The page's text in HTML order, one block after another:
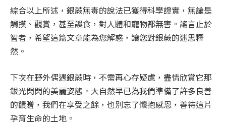
綜合以上所述，銀蕨無毒的說法已獲得科學證實，無論是
觸摸、觀賞，甚至誤食，對人體和寵物都無害。謠言止於
智者，希望這篇文章能為您解惑，讓您對銀蕨的迷思釋
然。
下次在野外偶遇銀蕨時，不需再心存疑慮，盡情欣賞它那
銀光閃閃的美麗姿態。大自然早已為我們準備了許多良善
的饋贈，我們在享受之餘，也別忘了懷抱感恩，善待這片
孕育生命的土地。